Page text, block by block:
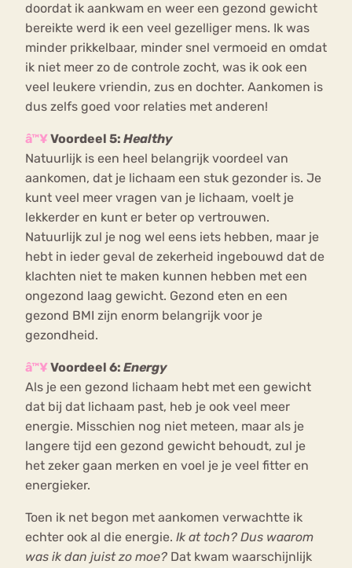
doordat ik aankwam en weer een gezond gewicht
bereikte werd ik een veel gezelliger mens. Ik was
minder prikkelbaar, minder snel vermoeid en omdat
ik niet meer zo de controle zocht, was ik ook een
veel leukere vriendin, zus en dochter. Aankomen is
dus zelfs goed voor relaties met anderen!
â™¥Voordeel 5: Healthy
Natuurlijk is een heel belangrijk voordeel van
aankomen, dat je lichaam een stuk gezonder is. Je
kunt veel meer vragen van je lichaam, voelt je
lekkerder en kunt er beter op vertrouwen.
Natuurlijk zul je nog wel eens iets hebben, maar je
hebt in ieder geval de zekerheid ingebouwd dat de
klachten niet te maken kunnen hebben met een
ongezond laag gewicht. Gezond eten en een
gezond BMI zijn enorm belangrijk voor je
gezondheid.
â™¥Voordeel 6: Energy
Als je een gezond lichaam hebt met een gewicht
dat bij dat lichaam past, heb je ook veel meer
energie. Misschien nog niet meteen, maar als je
langere tijd een gezond gewicht behoudt, zul je
het zeker gaan merken en voel je je veel fitter en
energieker.
Toen ik net begon met aankomen verwachtte ik
echter ook al die energie. Ik at toch? Dus waarom
was ik dan juist zo moe? Dat kwam waarschijnlijk